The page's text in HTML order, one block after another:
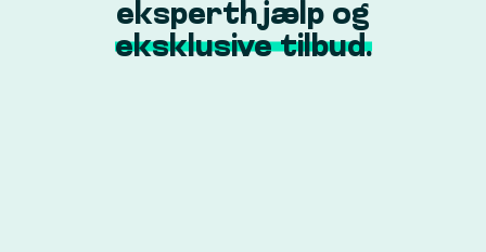
eksperthjælp og
eksklusive tilbud.